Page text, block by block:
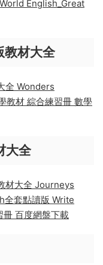
理系英語原